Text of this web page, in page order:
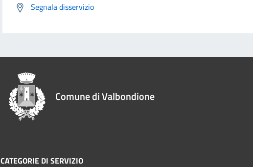
Segnala disservizio
Comune di Valbondione
CATEGORIE DI SERVIZIO